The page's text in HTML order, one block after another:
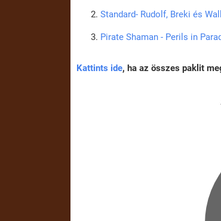
Standard- Rudolf, Breki és
Pirate Shaman - Perils in
Kattints ide, ha az összes paklit